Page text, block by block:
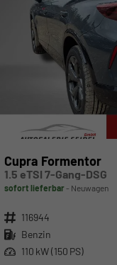
Cupra Formentor
1.5 eTSI 7-Gang-DSG
sofort lieferbar Neuwagen
Fahrzeugnr. 116944
Kraftstoff Benzin
Leistung 110 kW (150 PS)